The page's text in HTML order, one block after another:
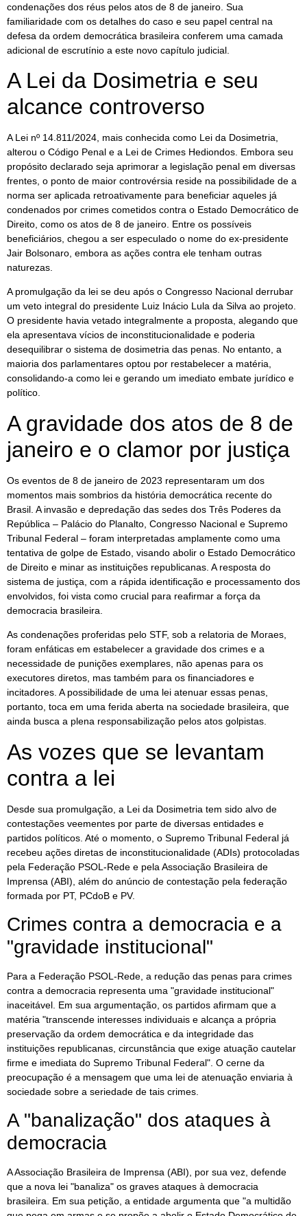
condenações dos réus pelos atos de 8 de janeiro. Sua
familiaridade com os detalhes do caso e seu papel central na
defesa da ordem democrática brasileira conferem uma camada
adicional de escrutínio a este novo capítulo judicial.
A Lei da Dosimetria e seu
alcance controverso
A Lei nº 14.811/2024, mais conhecida como Lei da Dosimetria,
alterou o Código Penal e a Lei de Crimes Hediondos. Embora seu
propósito declarado seja aprimorar a legislação penal em diversas
frentes, o ponto de maior controvérsia reside na possibilidade de a
norma ser aplicada retroativamente para beneficiar aqueles já
condenados por crimes cometidos contra o Estado Democrático de
Direito, como os atos de 8 de janeiro. Entre os possíveis
beneficiários, chegou a ser especulado o nome do ex-presidente
Jair Bolsonaro, embora as ações contra ele tenham outras
naturezas.
A promulgação da lei se deu após o Congresso Nacional derrubar
um veto integral do presidente Luiz Inácio Lula da Silva ao projeto.
O presidente havia vetado integralmente a proposta, alegando que
ela apresentava vícios de inconstitucionalidade e poderia
desequilibrar o sistema de dosimetria das penas. No entanto, a
maioria dos parlamentares optou por restabelecer a matéria,
consolidando-a como lei e gerando um imediato embate jurídico e
político.
A gravidade dos atos de 8 de
janeiro e o clamor por justiça
Os eventos de 8 de janeiro de 2023 representaram um dos
momentos mais sombrios da história democrática recente do
Brasil. A invasão e depredação das sedes dos Três Poderes da
República – Palácio do Planalto, Congresso Nacional e Supremo
Tribunal Federal – foram interpretadas amplamente como uma
tentativa de golpe de Estado, visando abolir o Estado Democrático
de Direito e minar as instituições republicanas. A resposta do
sistema de justiça, com a rápida identificação e processamento dos
envolvidos, foi vista como crucial para reafirmar a força da
democracia brasileira.
As condenações proferidas pelo STF, sob a relatoria de Moraes,
foram enfáticas em estabelecer a gravidade dos crimes e a
necessidade de punições exemplares, não apenas para os
executores diretos, mas também para os financiadores e
incitadores. A possibilidade de uma lei atenuar essas penas,
portanto, toca em uma ferida aberta na sociedade brasileira, que
ainda busca a plena responsabilização pelos atos golpistas.
As vozes que se levantam
contra a lei
Desde sua promulgação, a Lei da Dosimetria tem sido alvo de
contestações veementes por parte de diversas entidades e
partidos políticos. Até o momento, o Supremo Tribunal Federal já
recebeu ações diretas de inconstitucionalidade (ADIs) protocoladas
pela Federação PSOL-Rede e pela Associação Brasileira de
Imprensa (ABI), além do anúncio de contestação pela federação
formada por PT, PCdoB e PV.
Crimes contra a democracia e a
"gravidade institucional"
Para a Federação PSOL-Rede, a redução das penas para crimes
contra a democracia representa uma "gravidade institucional"
inaceitável. Em sua argumentação, os partidos afirmam que a
matéria "transcende interesses individuais e alcança a própria
preservação da ordem democrática e da integridade das
instituições republicanas, circunstância que exige atuação cautelar
firme e imediata do Supremo Tribunal Federal". O cerne da
preocupação é a mensagem que uma lei de atenuação enviaria à
sociedade sobre a seriedade de tais crimes.
A "banalização" dos ataques à
democracia
A Associação Brasileira de Imprensa (ABI), por sua vez, defende
que a nova lei "banaliza" os graves ataques à democracia
brasileira. Em sua petição, a entidade argumenta que "a multidão